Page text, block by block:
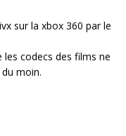
sur la xbox 360 par le
codecs des films ne
moin.